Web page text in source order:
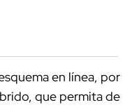
en línea, por
que permita de